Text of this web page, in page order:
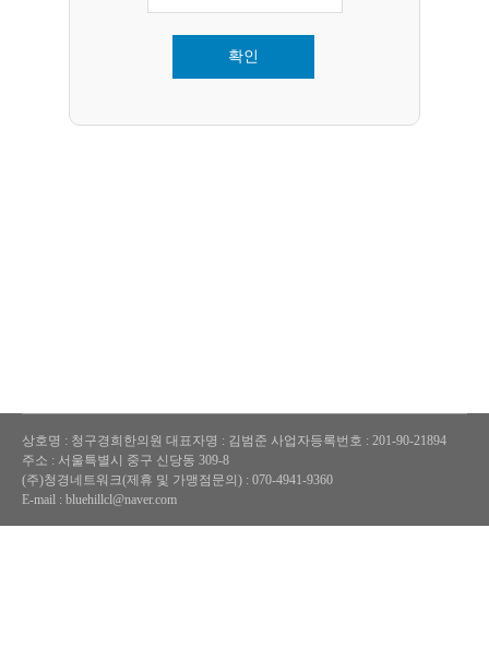
확인
상호명 : 청구경희한의원 대표자명 : 김범준 사업자등록번호 : 201-90-21894
주소 : 서울특별시 중구 신당동 309-8
(주)청경네트워크(제휴 및 가맹점문의) : 070-4941-9360
E-mail : bluehillcl@naver.com